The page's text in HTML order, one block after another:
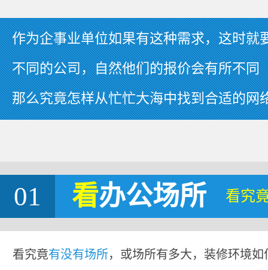
作为企事业单位如果有这种需求，这时就
不同的公司，自然他们的报价会有所不同
那么究竟怎样从忙忙大海中找到合适的网
01 看办公场所 看究
看究竟有没有场所，或场所有多大，装修环境